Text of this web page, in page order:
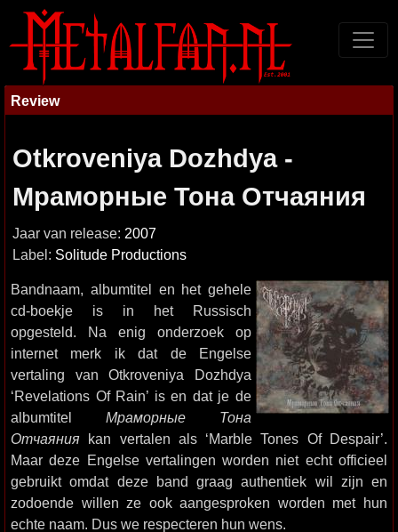
Review
Otkroveniya Dozhdya -
Мраморные Тона Отчаяния
Jaar van release: 2007
Label: Solitude Productions
Bandnaam, albumtitel en het gehele
cd-boekje is in het Russisch
opgesteld. Na enig onderzoek op
internet merk ik dat de Engelse
vertaling van Otkroveniya Dozhdya
‘Revelations Of Rain’ is en dat je de
albumtitel Мраморные Тона
Отчаяния kan vertalen als ‘Marble Tones Of Despair’.
Maar deze Engelse vertalingen worden niet echt officieel
gebruikt omdat deze band graag authentiek wil zijn en
zodoende willen ze ook aangesproken worden met hun
echte naam. Dus we respecteren hun wens.